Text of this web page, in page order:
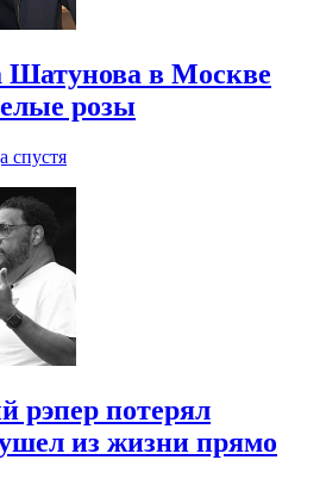
Шатунова в Москве
розы
спустя
рэпер потерял
из жизни прямо